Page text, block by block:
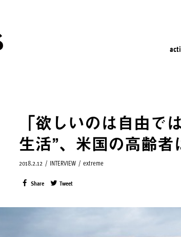
「欲しいのは自由で
生活”、米国の高齢
2018.2.12 / INTERVIEW / extreme
Share Tweet